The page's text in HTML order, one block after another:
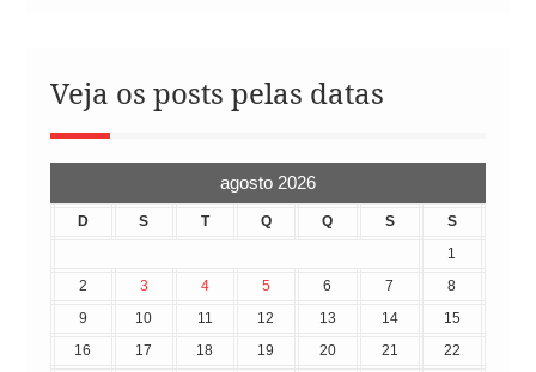
Veja os posts pelas datas
agosto 2026
D S T Q Q S
S
1
2
3 4 5 6 7
8
9
10 11 12 13 14
15
16
17 18 19 20 21
22